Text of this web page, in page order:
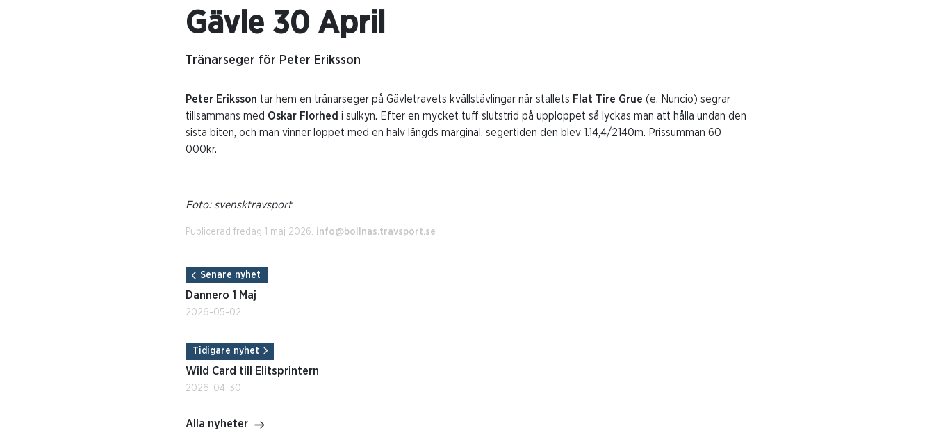
Gävle 30 April
Tränarseger för Peter Eriksson
Peter Eriksson tar hem en tränarseger på Gävletravets kvällstävlingar när stallets Flat Tire Grue (e. Nuncio) segrar
tillsammans med Oskar Florhed i sulkyn. Efter en mycket tuff slutstrid på upploppet så lyckas man att hålla undan den
sista biten, och man vinner loppet med en halv längds marginal. segertiden den blev 1.14,4/2140m. Prissumman 60
000kr.
Foto: svensktravsport
Publicerad fredag 1 maj 2026. info@bollnas.travsport.se
Senare nyhet
Dannero 1 Maj
2026-05-02
Tidigare nyhet
Wild Card till Elitsprintern
2026-04-30
Alla nyheter